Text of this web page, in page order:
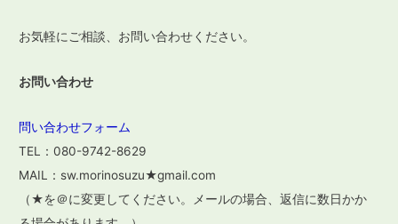
お気軽にご相談、お問い合わせください。
お問い合わせ
問い合わせフォーム
TEL：080-9742-8629
MAIL：sw.morinosuzu★gmail.com
（★を＠に変更してください。メールの場合、返信に数日かか